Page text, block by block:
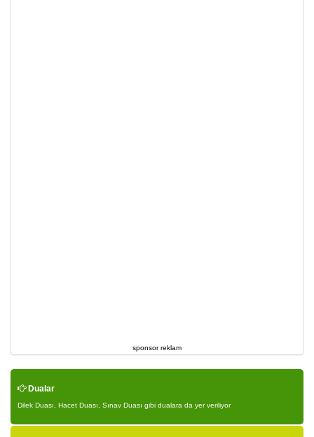
sponsor reklam
Dualar
Dilek Duası, Hacet Duası, Sınav Duası gibi dualara da yer veriliyor